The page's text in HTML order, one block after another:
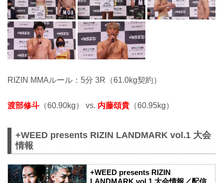
RIZIN MMAルール：5分 3R（61.0kg契約）
渡部修斗 （60.90kg） vs. 内藤頌貴 （60.95kg）
+WEED presents RIZIN LANDMARK vol.1 大会
情報
+WEED presents RIZIN
LANDMARK vol.1 大会情報／配信